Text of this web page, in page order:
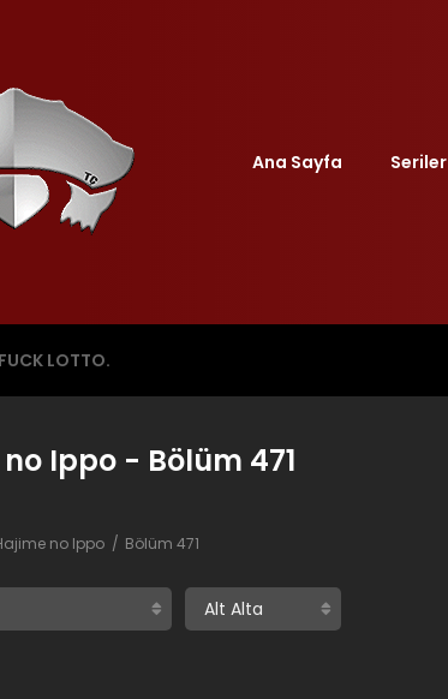
Ana Sayfa Seriler
LOTTO.
Ippo - Bölüm 471
no Ippo Bölüm 471